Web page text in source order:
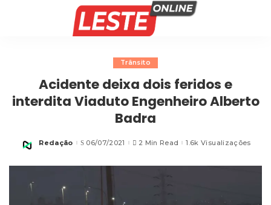
Trânsito
Acidente deixa dois feridos e
interdita Viaduto Engenheiro Alberto
Badra
Posted
Redação 06/07/2021 2 Min Read 1.6k Visualizações